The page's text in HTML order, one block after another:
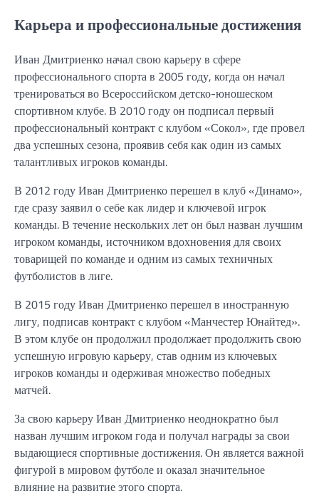
Карьера и профессиональные достижения
Иван Дмитриенко начал свою карьеру в сфере
профессионального спорта в 2005 году, когда он начал
тренироваться во Всероссийском детско-юношеском
спортивном клубе. В 2010 году он подписал первый
профессиональный контракт с клубом «Сокол», где провел
два успешных сезона, проявив себя как один из самых
талантливых игроков команды.
В 2012 году Иван Дмитриенко перешел в клуб «Динамо»,
где сразу заявил о себе как лидер и ключевой игрок
команды. В течение нескольких лет он был назван лучшим
игроком команды, источником вдохновения для своих
товарищей по команде и одним из самых техничных
футболистов в лиге.
В 2015 году Иван Дмитриенко перешел в иностранную
лигу, подписав контракт с клубом «Манчестер Юнайтед».
В этом клубе он продолжил продолжает продолжить свою
успешную игровую карьеру, став одним из ключевых
игроков команды и одерживая множество победных
матчей.
За свою карьеру Иван Дмитриенко неоднократно был
назван лучшим игроком года и получал награды за свои
выдающиеся спортивные достижения. Он является важной
фигурой в мировом футболе и оказал значительное
влияние на развитие этого спорта.